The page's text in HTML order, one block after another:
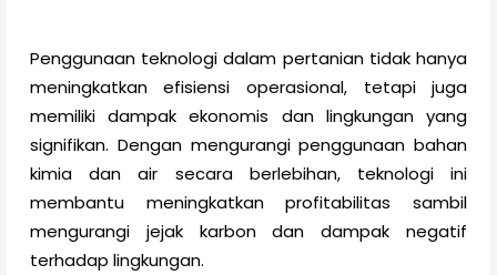
Penggunaan teknologi dalam pertanian tidak hanya
meningkatkan efisiensi operasional, tetapi juga
memiliki dampak ekonomis dan lingkungan yang
signifikan. Dengan mengurangi penggunaan bahan
kimia dan air secara berlebihan, teknologi ini
membantu meningkatkan profitabilitas sambil
mengurangi jejak karbon dan dampak negatif
terhadap lingkungan.